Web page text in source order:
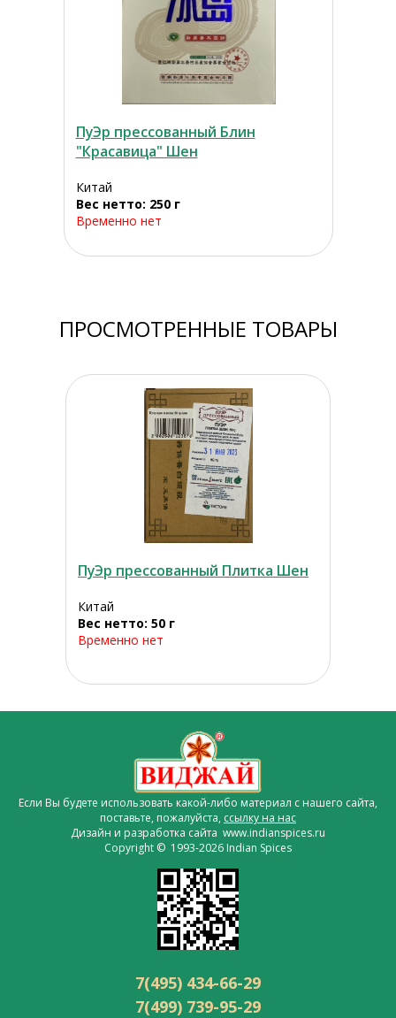
ПуЭр прессованный Блин
"Красавица" Шен
Китай
Вес нетто: 250 г
Временно нет
ПРОСМОТРЕННЫЕ ТОВАРЫ
ПуЭр прессованный Плитка Шен
Китай
Вес нетто: 50 г
Временно нет
Если Вы будете использовать какой-либо материал с нашего сайта,
поставьте, пожалуйста, ссылку на нас
Дизайн и разработка сайта www.indianspices.ru
Copyright © 1993-2026 Indian Spices
7(495) 434-66-29
7(499) 739-95-29